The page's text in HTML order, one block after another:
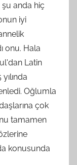
anda hiç
iyi
onu. Hala
Latin
Oğlumla
çok
tamamen
konusunda